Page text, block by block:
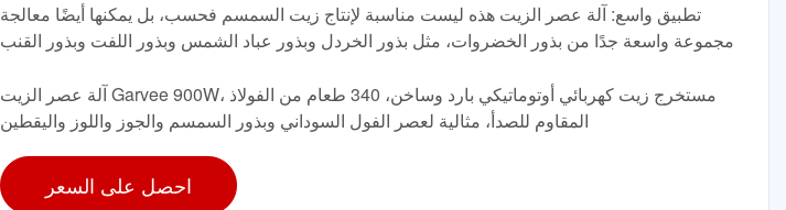
تطبيق واسع: آلة عصر الزيت هذه ليست مناسبة لإنتاج زيت السمسم فحسب، بل يمكنها أيضًا معالجة
مجموعة واسعة جدًا من بذور الخضروات، مثل بذور الخردل وبذور عباد الشمس وبذور اللفت وبذور القنب
آلة عصر الزيت Garvee 900W، مستخرج زيت كهربائي أوتوماتيكي بارد وساخن، 340 طعام من الفولاذ
المقاوم للصدأ، مثالية لعصر الفول السوداني وبذور السمسم والجوز واللوز واليقطين
احصل على السعر